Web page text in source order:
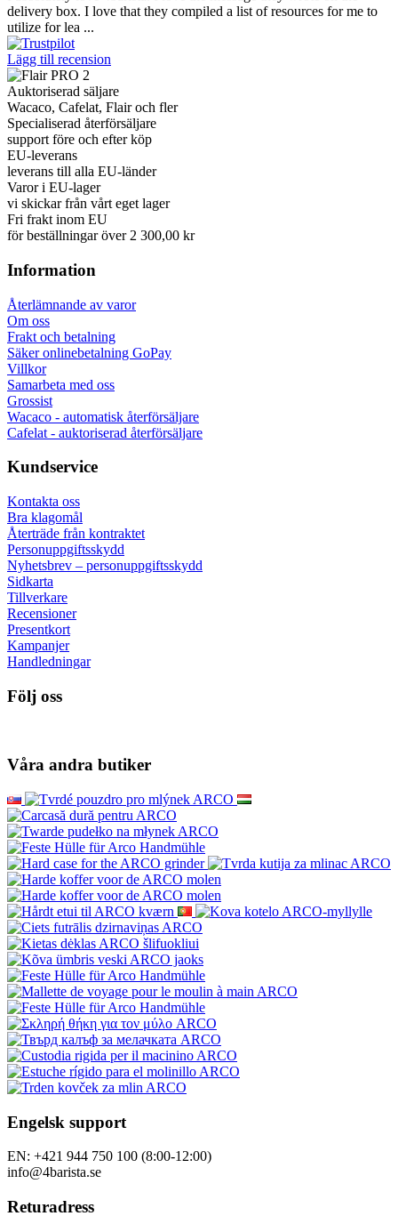
delivery box. I love that they compiled a list of resources for me to
utilize for lea ...
Lägg till recension
Auktoriserad säljare
Wacaco, Cafelat, Flair och fler
Specialiserad återförsäljare
support före och efter köp
EU-leverans
leverans till alla EU-länder
Varor i EU-lager
vi skickar från vårt eget lager
Fri frakt inom EU
för beställningar över 2 300,00 kr
Information
Återlämnande av varor
Om oss
Frakt och betalning
Säker onlinebetalning GoPay
Villkor
Samarbeta med oss
Grossist
Wacaco - automatisk återförsäljare
Cafelat - auktoriserad återförsäljare
Kundservice
Kontakta oss
Bra klagomål
Återträde från kontraktet
Personuppgiftsskydd
Nyhetsbrev – personuppgiftsskydd
Sidkarta
Tillverkare
Recensioner
Presentkort
Kampanjer
Handledningar
Följ oss
Våra andra butiker
Engelsk support
EN: +421 944 750 100 (8:00-12:00)
info@4barista.se
Returadress